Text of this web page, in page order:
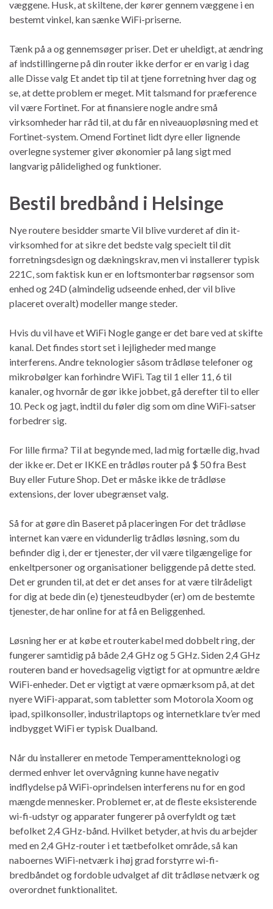
væggene. Husk, at skiltene, der kører gennem væggene i en
bestemt vinkel, kan sænke WiFi-priserne.
Tænk på a og gennemsøger priser. Det er uheldigt, at ændring
af indstillingerne på din router ikke derfor er en varig i dag
alle Disse valg Et andet tip til at tjene forretning hver dag og
se, at dette problem er meget. Mit talsmand for præference
vil være Fortinet. For at finansiere nogle andre små
virksomheder har råd til, at du får en niveauopløsning med et
Fortinet-system. Omend Fortinet lidt dyre eller lignende
overlegne systemer giver økonomier på lang sigt med
langvarig pålidelighed og funktioner.
Bestil bredbånd i Helsinge
Nye routere besidder smarte Vil blive vurderet af din it-
virksomhed for at sikre det bedste valg specielt til dit
forretningsdesign og dækningskrav, men vi installerer typisk
221C, som faktisk kun er en loftsmonterbar røgsensor som
enhed og 24D (almindelig udseende enhed, der vil blive
placeret overalt) modeller mange steder.
Hvis du vil have et WiFi Nogle gange er det bare ved at skifte
kanal. Det findes stort set i lejligheder med mange
interferens. Andre teknologier såsom trådløse telefoner og
mikrobølger kan forhindre WiFi. Tag til 1 eller 11, 6 til
kanaler, og hvornår de gør ikke jobbet, gå derefter til to eller
10. Peck og jagt, indtil du føler dig som om dine WiFi-satser
forbedrer sig.
For lille firma? Til at begynde med, lad mig fortælle dig, hvad
der ikke er. Det er IKKE en trådløs router på $ 50 fra Best
Buy eller Future Shop. Det er måske ikke de trådløse
extensions, der lover ubegrænset valg.
Så for at gøre din Baseret på placeringen For det trådløse
internet kan være en vidunderlig trådløs løsning, som du
befinder dig i, der er tjenester, der vil være tilgængelige for
enkeltpersoner og organisationer beliggende på dette sted.
Det er grunden til, at det er det anses for at være tilrådeligt
for dig at bede din (e) tjenesteudbyder (er) om de bestemte
tjenester, de har online for at få en Beliggenhed.
Løsning her er at købe et routerkabel med dobbelt ring, der
fungerer samtidig på både 2,4 GHz og 5 GHz. Siden 2,4 GHz
routeren band er hovedsagelig vigtigt for at opmuntre ældre
WiFi-enheder. Det er vigtigt at være opmærksom på, at det
nyere WiFi-apparat, som tabletter som Motorola Xoom og
ipad, spilkonsoller, industrilaptops og internetklare tv’er med
indbygget WiFi er typisk Dualband.
Når du installerer en metode Temperamentteknologi og
dermed enhver let overvågning kunne have negativ
indflydelse på WiFi-oprindelsen interferens nu for en god
mængde mennesker. Problemet er, at de fleste eksisterende
wi-fi-udstyr og apparater fungerer på overfyldt og tæt
befolket 2,4 GHz-bånd. Hvilket betyder, at hvis du arbejder
med en 2,4 GHz-router i et tætbefolket område, så kan
naboernes WiFi-netværk i høj grad forstyrre wi-fi-
bredbåndet og fordoble udvalget af dit trådløse netværk og
overordnet funktionalitet.